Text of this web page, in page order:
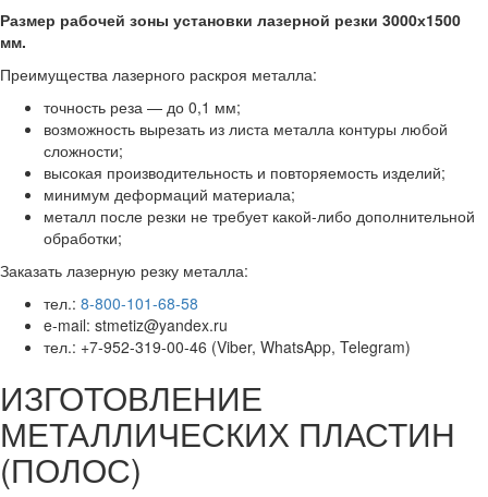
Размер рабочей зоны установки лазерной резки 3000х1500
мм.
Преимущества лазерного раскроя металла:
точность реза — до 0,1 мм;
возможность вырезать из листа металла контуры любой
сложности;
высокая производительность и повторяемость изделий;
минимум деформаций материала;
металл после резки не требует какой-либо дополнительной
обработки;
Заказать лазерную резку металла:
тел.: 8-800-101-68-58
e-mail: stmetiz@yandex.ru
тел.: +7-952-319-00-46 (Viber, WhatsApp, Telegram)
ИЗГОТОВЛЕНИЕ
МЕТАЛЛИЧЕСКИХ ПЛАСТИН
(ПОЛОС)